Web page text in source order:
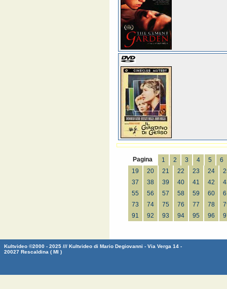
Pagina 1 2 3 4 5
6
19
20 21 22 23 24
37
38 39 40 41 42
55
56 57 58 59 60
73
74 75 76 77 78
91
92 93 94 95 96
Kultvideo ©2000 - 2025 /// Kultvideo di Mario Degiovanni - Via Verga 14 -
20027 Rescaldina ( MI )